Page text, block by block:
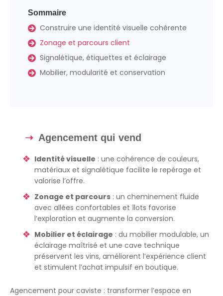
Sommaire
Construire une identité visuelle cohérente
Zonage et parcours client
Signalétique, étiquettes et éclairage
Mobilier, modularité et conservation
Agencement qui vend
Identité visuelle : une cohérence de couleurs,
matériaux et signalétique facilite le repérage et
valorise l’offre.
Zonage et parcours : un cheminement fluide
avec allées confortables et îlots favorise
l’exploration et augmente la conversion.
Mobilier et éclairage : du mobilier modulable, un
éclairage maîtrisé et une cave technique
préservent les vins, améliorent l’expérience client
et stimulent l’achat impulsif en boutique.
Agencement pour caviste : transformer l’espace en